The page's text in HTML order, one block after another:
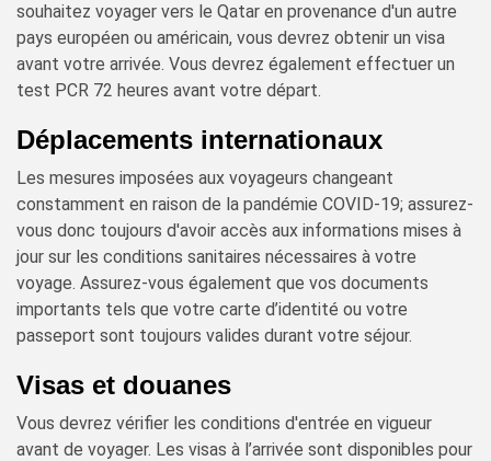
souhaitez voyager vers le Qatar en provenance d'un autre
pays européen ou américain, vous devrez obtenir un visa
avant votre arrivée. Vous devrez également effectuer un
test PCR 72 heures avant votre départ.
Déplacements internationaux
Les mesures imposées aux voyageurs changeant
constamment en raison de la pandémie COVID-19; assurez-
vous donc toujours d'avoir accès aux informations mises à
jour sur les conditions sanitaires nécessaires à votre
voyage. Assurez-vous également que vos documents
importants tels que votre carte d’identité ou votre
passeport sont toujours valides durant votre séjour.
Visas et douanes
Vous devrez vérifier les conditions d'entrée en vigueur
avant de voyager. Les visas à l’arrivée sont disponibles pour